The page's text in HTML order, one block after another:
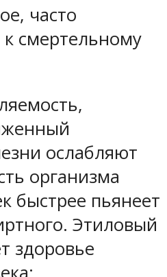
часто
смертельному
ослабляют
организма
быстрее пьянеет
Этиловый
здоровье